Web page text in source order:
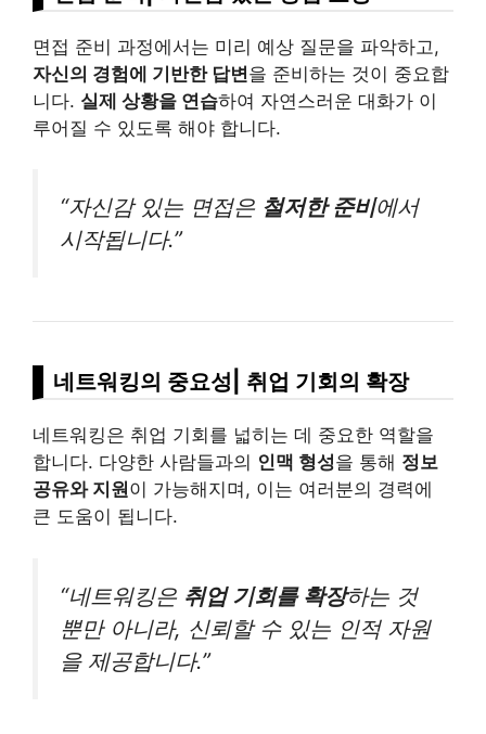
면접 준비 과정에서는 미리 예상 질문을 파악하고,
자신의 경험에 기반한 답변을 준비하는 것이 중요합
니다. 실제 상황을 연습하여 자연스러운 대화가 이
루어질 수 있도록 해야 합니다.
“자신감 있는 면접은 철저한 준비에서
시작됩니다.”
네트워킹의 중요성| 취업 기회의 확장
네트워킹은 취업 기회를 넓히는 데 중요한 역할을
합니다. 다양한 사람들과의 인맥 형성을 통해 정보
공유와 지원이 가능해지며, 이는 여러분의 경력에
큰 도움이 됩니다.
“네트워킹은 취업 기회를 확장하는 것
뿐만 아니라, 신뢰할 수 있는 인적 자원
을 제공합니다.”